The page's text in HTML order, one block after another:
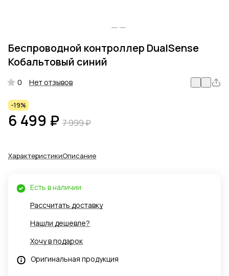
Беспроводной контроллер DualSense
Кобальтовый синий
0 Нет отзывов
-19%
6 499 ₽ 7 999 ₽
ХарактеристикиОписание
Есть в наличии
Рассчитать доставку
Нашли дешевле?
Хочу в подарок
Оригинальная продукция